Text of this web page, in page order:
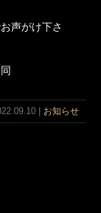
声がけ下さ
| お知らせ